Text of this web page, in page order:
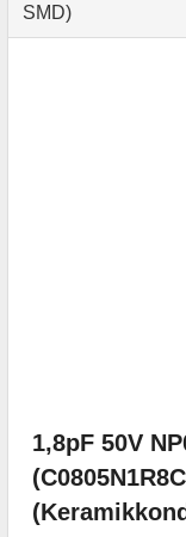
SMD)
1,8pF 50V